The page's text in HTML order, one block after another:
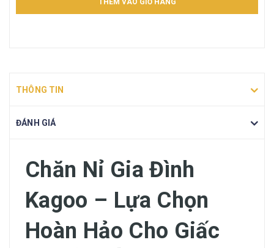
THÊM VÀO GIỎ HÀNG
THÔNG TIN
ĐÁNH GIÁ
Chăn Nỉ Gia Đình
Kagoo – Lựa Chọn
Hoàn Hảo Cho Giấc